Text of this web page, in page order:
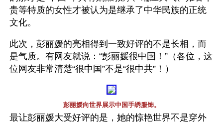
贵等特质的女性才被认为是继承了中华民族的正统
文化。
此次，彭丽媛的亮相得到一致好评的不是长相，而
是气质。有网友就说：“彭丽媛很中国！”（各位，这
位网友非常清楚“很中国”不是“很中共”！）
彭丽媛向世界展示中国手绣服饰。
最让彭丽媛大受好评的是，她的惊艳世界不是穿外